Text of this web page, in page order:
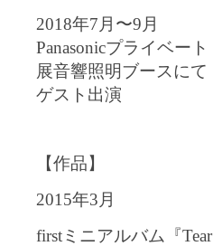
2018年7 月〜9 月
Panasonicプライベート
展音響照明ブースにて
ゲスト出演
【作品】
2015年3 月
firstミニアルバム『Tear